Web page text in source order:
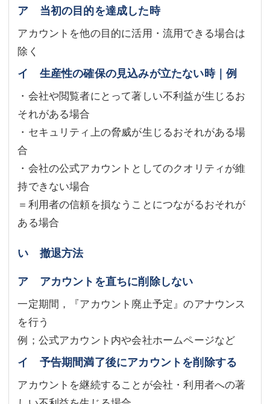
ア 当初の目的を達成した時
アカウントを他の目的に活用・流用できる場合は
除く
イ 生産性の確保の見込みが立たない時｜例
・会社や閲覧者にとって著しい不利益が生じるお
それがある場合
・セキュリティ上の脅威が生じるおそれがある場
合
・会社の公式アカウントとしてのクオリティが維
持できない場合
＝利用者の信頼を損なうことにつながるおそれが
ある場合
い 撤退方法
ア アカウントを直ちに削除しない
一定期間，『アカウント廃止予定』のアナウンス
を行う
例；公式アカウント内や会社ホームページなど
イ 予告期間満了後にアカウントを削除する
アカウントを継続することが会社・利用者への著